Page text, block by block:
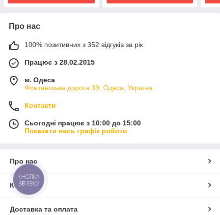
Про нас
100% позитивних з 352 відгуків за рік
Працює з 28.02.2015
м. Одеса
Фонтанскька дорога 39, Одеса, Україна
Контакти
Сьогодні працює з 10:00 до 15:00
Показати весь графік роботи
Про нас
Контакти
Доставка та оплата
КНОПКА
ЗВ'ЯЗКУ